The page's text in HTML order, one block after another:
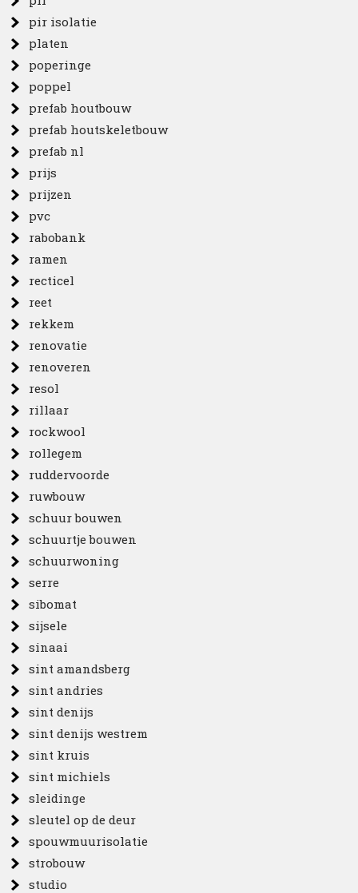
pir isolatie
platen
poperinge
poppel
prefab houtbouw
prefab houtskeletbouw
prefab nl
prijs
prijzen
pvc
rabobank
ramen
recticel
reet
rekkem
renovatie
renoveren
resol
rillaar
rockwool
rollegem
ruddervoorde
ruwbouw
schuur bouwen
schuurtje bouwen
schuurwoning
serre
sibomat
sijsele
sinaai
sint amandsberg
sint andries
sint denijs
sint denijs westrem
sint kruis
sint michiels
sleidinge
sleutel op de deur
spouwmuurisolatie
strobouw
studio